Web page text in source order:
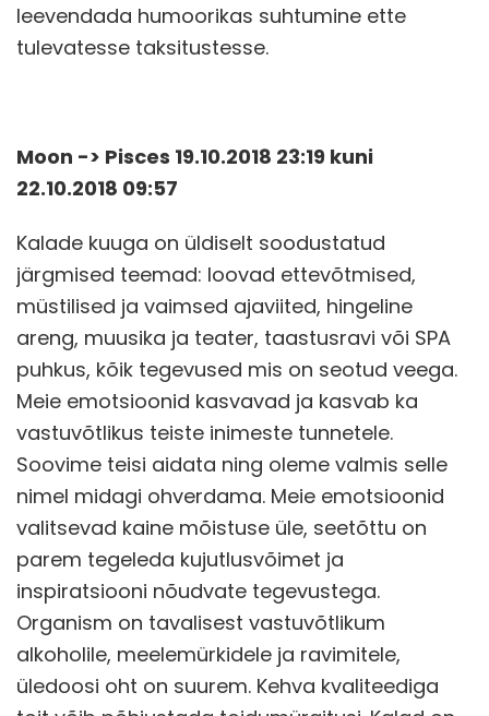
leevendada humoorikas suhtumine ette
tulevatesse taksitustesse.
Moon -> Pisces 19.10.2018 23:19 kuni
22.10.2018 09:57
Kalade kuuga on üldiselt soodustatud
järgmised teemad: loovad ettevõtmised,
müstilised ja vaimsed ajaviited, hingeline
areng, muusika ja teater, taastusravi või SPA
puhkus, kõik tegevused mis on seotud veega.
Meie emotsioonid kasvavad ja kasvab ka
vastuvõtlikus teiste inimeste tunnetele.
Soovime teisi aidata ning oleme valmis selle
nimel midagi ohverdama. Meie emotsioonid
valitsevad kaine mõistuse üle, seetõttu on
parem tegeleda kujutlusvõimet ja
inspiratsiooni nõudvate tegevustega.
Organism on tavalisest vastuvõtlikum
alkoholile, meelemürkidele ja ravimitele,
üledoosi oht on suurem. Kehva kvaliteediga